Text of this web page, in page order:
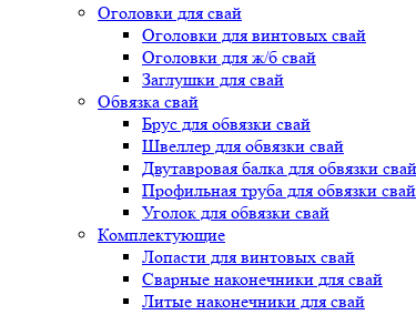
Оголовки для свай
Оголовки для винтовых свай
Оголовки для ж/б свай
Заглушки для свай
Обвязка свай
Брус для обвязки свай
Швеллер для обвязки свай
Двутавровая балка для обвязки свай
Профильная труба для обвязки свай
Уголок для обвязки свай
Комплектующие
Лопасти для винтовых свай
Сварные наконечники для свай
Литые наконечники для свай